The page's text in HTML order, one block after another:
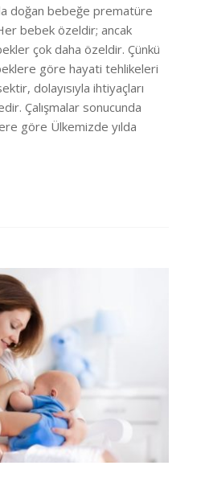
doğan bebeğe prematüre
bebek özeldir; ancak
çok daha özeldir. Çünkü
göre hayati tehlikeleri
dolayısıyla ihtiyaçları
Çalışmalar sonucunda
göre Ülkemizde yılda